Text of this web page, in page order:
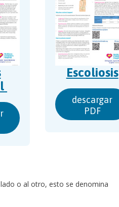
Escoliosis
descargar
PDF
o al otro, esto se denomina